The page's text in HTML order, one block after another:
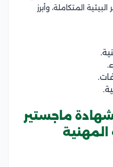
المتكاملة، وأبرز
ماجستير
المهنية